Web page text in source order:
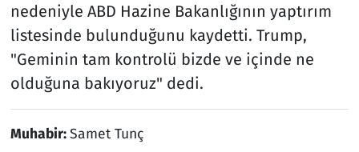
nedeniyle ABD Hazine Bakanlığının yaptırım
listesinde bulunduğunu kaydetti. Trump,
"Geminin tam kontrolü bizde ve içinde ne
olduğuna bakıyoruz" dedi.
Muhabir:Samet Tunç